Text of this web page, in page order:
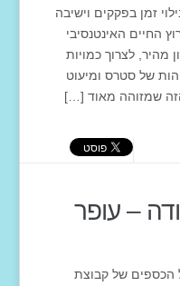
זמן בפקקים וישיבה
החיים האינטנסיבי
מהיר, לצרוך כמויות
של סטרס ומיעוט
שמזוהה מאוד […]
– עופר
הכספים של קבוצת